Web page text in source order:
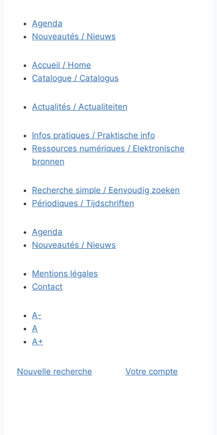
Agenda
Nouveautés / Nieuws
Accueil / Home
Catalogue / Catalogus
Actualités / Actualiteiten
Infos pratiques / Praktische info
Ressources numériques / Elektronische
bronnen
Recherche simple / Eenvoudig zoeken
Périodiques / Tijdschriften
Agenda
Nouveautés / Nieuws
Mentions légales
Contact
A-
A
A+
Nouvelle recherche Votre compte